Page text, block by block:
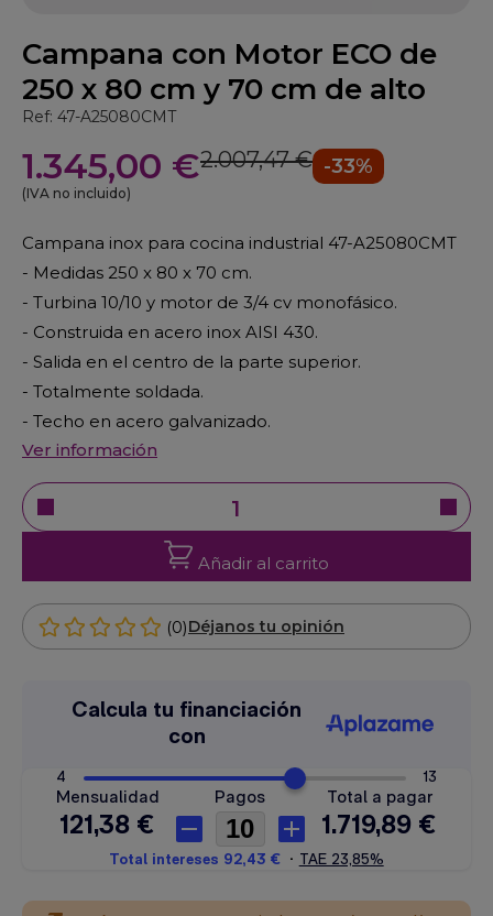
Campana con Motor ECO de
250 x 80 cm y 70 cm de alto
Ref: 47-A25080CMT
1.345,00 €2.007,47 € -33%
(IVA no incluido)
Campana inox para cocina industrial 47-A25080CMT
- Medidas 250 x 80 x 70 cm.
- Turbina 10/10 y motor de 3/4 cv monofásico.
- Construida en acero inox AISI 430.
- Salida en el centro de la parte superior.
- Totalmente soldada.
- Techo en acero galvanizado.
Ver información
Añadir al carrito
(0)Déjanos tu opinión